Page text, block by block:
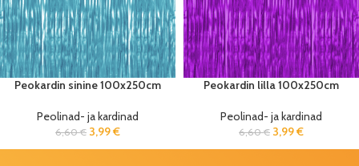
Peokardin sinine 100x250cm
Peolinad- ja kardinad
6,60€ 3,99€
Peokardin lilla 100x250cm
Peolinad- ja kardinad
6,60€ 3,99€